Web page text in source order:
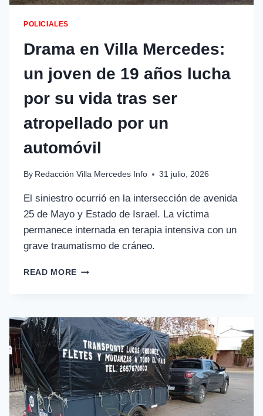
POLICIALES
Drama en Villa Mercedes:
un joven de 19 años lucha
por su vida tras ser
atropellado por un
automóvil
By Redacción Villa Mercedes Info 31 julio, 2026
El siniestro ocurrió en la intersección de avenida
25 de Mayo y Estado de Israel. La víctima
permanece internada en terapia intensiva con un
grave traumatismo de cráneo.
READ MORE